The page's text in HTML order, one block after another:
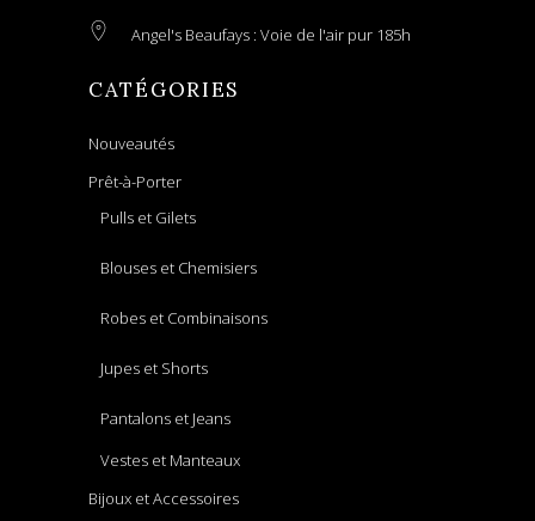
Angel's Beaufays : Voie de l'air pur 185h
CATÉGORIES
Nouveautés
Prêt-à-Porter
Pulls et Gilets
Blouses et Chemisiers
Robes et Combinaisons
Jupes et Shorts
Pantalons et Jeans
Vestes et Manteaux
Bijoux et Accessoires